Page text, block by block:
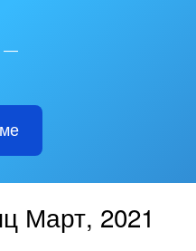
—
Март, 2021